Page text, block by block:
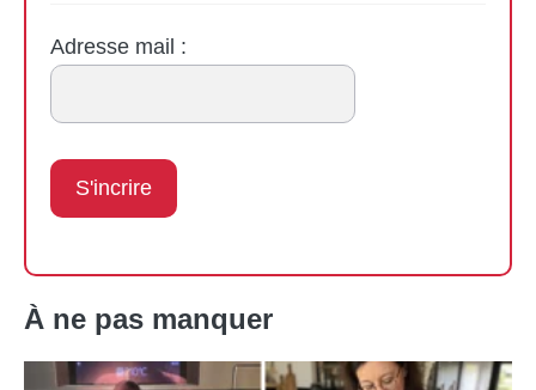
Adresse mail :
À ne pas manquer